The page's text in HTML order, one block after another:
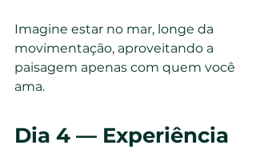
Imagine estar no mar, longe da
movimentação, aproveitando a
paisagem apenas com quem você
ama.
Dia 4 — Experiência